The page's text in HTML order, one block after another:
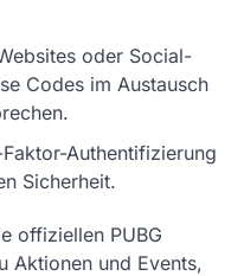
oder Social-
Codes im Austausch
Authentifizierung
Sicherheit.
offiziellen PUBG
Aktionen und Events,